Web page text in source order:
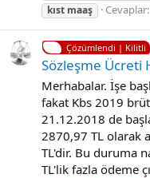
kıst maaş
Çözümlendi | Kilitli
Sözleşme Ücreti
Merhabalar. İşe
fakat Kbs 2019
21.12.2018 de
2870,97 TL olarak
TL'dir. Bu duruma
TL'lik fazla ödeme